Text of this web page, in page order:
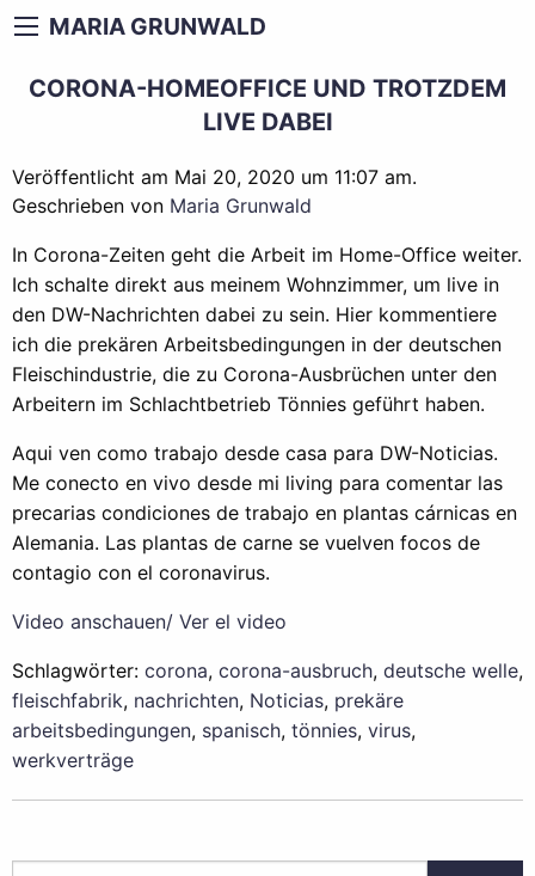
MARIA GRUNWALD
CORONA-HOMEOFFICE UND TROTZDEM
LIVE DABEI
Veröffentlicht am Mai 20, 2020 um 11:07 am.
Geschrieben von Maria Grunwald
In Corona-Zeiten geht die Arbeit im Home-Office weiter.
Ich schalte direkt aus meinem Wohnzimmer, um live in
den DW-Nachrichten dabei zu sein. Hier kommentiere
ich die prekären Arbeitsbedingungen in der deutschen
Fleischindustrie, die zu Corona-Ausbrüchen unter den
Arbeitern im Schlachtbetrieb Tönnies geführt haben.
Aqui ven como trabajo desde casa para DW-Noticias.
Me conecto en vivo desde mi living para comentar las
precarias condiciones de trabajo en plantas cárnicas en
Alemania. Las plantas de carne se vuelven focos de
contagio con el coronavirus.
Video anschauen/ Ver el video
Schlagwörter: corona, corona-ausbruch, deutsche welle,
fleischfabrik, nachrichten, Noticias, prekäre
arbeitsbedingungen, spanisch, tönnies, virus,
werkverträge